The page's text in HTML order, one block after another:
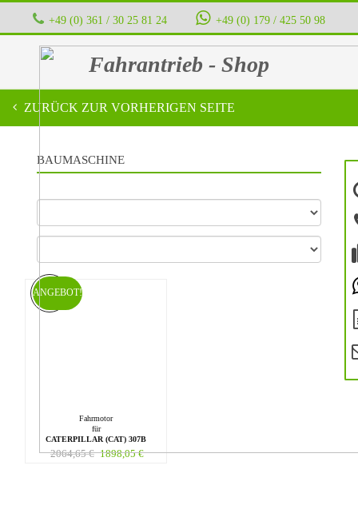
+49 (0) 361 / 30 25 81 24 ‭ ‭ ‭ ‭ +49 (0) 179 / 425 50 98
Fahrantrieb - Shop
ZURÜCK ZUR VORHERIGEN SEITE
BAUMASCHINE
Fahrmotor
für
CATERPILLAR (CAT) 307B
2064,65€ 1898,05€
ANGEBOT!